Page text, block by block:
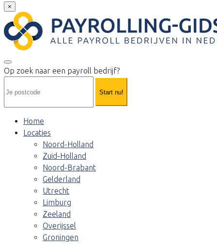
×
Op zoek naar een payroll bedrijf?
Start nu!
Home
Locaties
Noord-Holland
Zuid-Holland
Noord-Brabant
Gelderland
Utrecht
Limburg
Zeeland
Overijssel
Groningen